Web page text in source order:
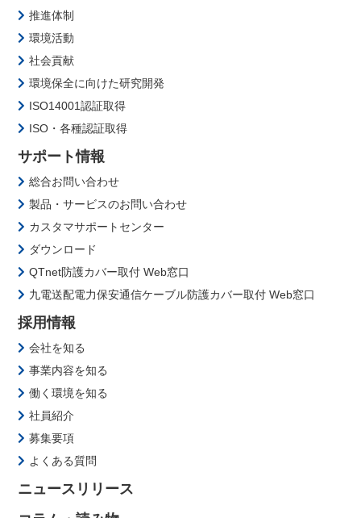
推進体制
環境活動
社会貢献
環境保全に向けた研究開発
ISO14001認証取得
ISO・各種認証取得
サポート情報
総合お問い合わせ
製品・サービスのお問い合わせ
カスタマサポートセンター
ダウンロード
QTnet防護カバー取付 Web窓口
九電送配電力保安通信ケーブル防護カバー取付 Web窓口
採用情報
会社を知る
事業内容を知る
働く環境を知る
社員紹介
募集要項
よくある質問
ニュースリリース